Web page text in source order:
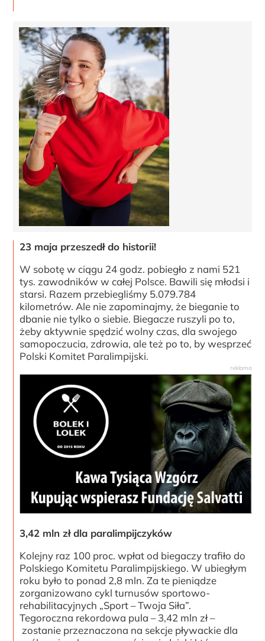
23 maja przeszedł do historii!
W sobotę w ciągu 24 godz. pobiegło z nami 521
tys. zawodników w całej Polsce. Bawili się młodsi i
starsi. Razem przebiegliśmy 5.079.784
kilometrów. Ale nie zapominajmy, że bieganie to
dbanie nie tylko o siebie. Biegacze ruszyli po to,
żeby aktywnie spędzić wolny czas, dla swojego
samopoczucia, zdrowia, ale też po to, by wesprzeć
Polski Komitet Paralimpijski.
3,42 mln zł dla paralimpijczyków
Kolejny raz 100 proc. wpłat od biegaczy trafiło do
Polskiego Komitetu Paralimpijskiego. W ubiegłym
roku było to ponad 2,8 mln. Za te pieniądze
zorganizowano cykl turnusów sportowo-
rehabilitacyjnych „Sport – Twoja Siła”.
Tegoroczna rekordowa pula – 3,42 mln zł –
zostanie przeznaczona na sekcje pływackie dla